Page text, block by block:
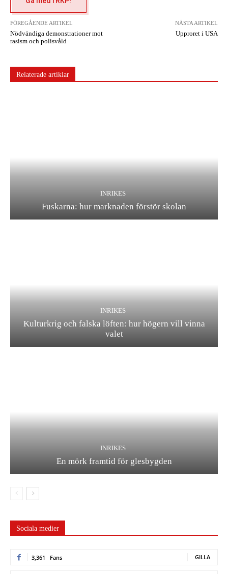
FÖREGÅENDE ARTIKEL
Nödvändiga demonstrationer mot
rasism och polisvåld
NÄSTA ARTIKEL
Upproret i USA
Relaterade artiklar
INRIKES
Fuskarna: hur marknaden förstör skolan
INRIKES
Kulturkrig och falska löften: hur högern vill vinna
valet
INRIKES
En mörk framtid för glesbygden
Sociala medier
3,361 Fans GILLA